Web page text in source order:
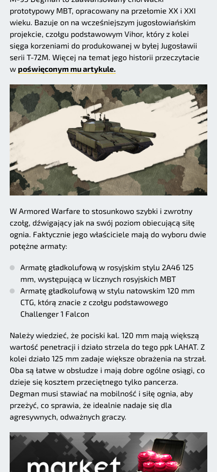
prototypowy MBT, opracowany na przełomie XX i XXI
wieku. Bazuje on na wcześniejszym jugosłowiańskim
projekcie, czołgu podstawowym Vihor, który z kolei
sięga korzeniami do produkowanej w byłej Jugosławii
serii T-72M. Więcej na temat jego historii przeczytacie
w poświęconym mu artykule.
W Armored Warfare to stosunkowo szybki i zwrotny
czołg, dźwigający jak na swój poziom obiecującą siłę
ognia. Faktycznie jego właściciele mają do wyboru dwie
potężne armaty:
Armatę gładkolufową w rosyjskim stylu 2A46 125
mm, występującą w licznych rosyjskich MBT
Armatę gładkolufową w stylu natowskim 120 mm
CTG, którą znacie z czołgu podstawowego
Challenger 1 Falcon
Należy wiedzieć, że pociski kal. 120 mm mają większą
wartość penetracji i działo strzela do tego ppk LAHAT. Z
kolei działo 125 mm zadaje większe obrażenia na strzał.
Oba są łatwe w obsłudze i mają dobre ogólne osiągi, co
dzieje się kosztem przeciętnego tylko pancerza.
Degman musi stawiać na mobilność i siłę ognia, aby
przeżyć, co sprawia, że idealnie nadaje się dla
agresywnych, odważnych graczy.